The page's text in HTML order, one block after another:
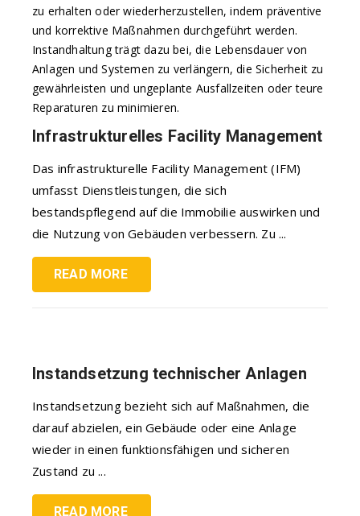
zu erhalten oder wiederherzustellen, indem präventive
und korrektive Maßnahmen durchgeführt werden.
Instandhaltung trägt dazu bei, die Lebensdauer von
Anlagen und Systemen zu verlängern, die Sicherheit zu
gewährleisten und ungeplante Ausfallzeiten oder teure
Reparaturen zu minimieren.
Infrastrukturelles Facility Management
Das infrastrukturelle Facility Management (IFM)
umfasst Dienstleistungen, die sich
bestandspflegend auf die Immobilie auswirken und
die Nutzung von Gebäuden verbessern. Zu ...
READ MORE
Instandsetzung technischer Anlagen
Instandsetzung bezieht sich auf Maßnahmen, die
darauf abzielen, ein Gebäude oder eine Anlage
wieder in einen funktionsfähigen und sicheren
Zustand zu ...
READ MORE